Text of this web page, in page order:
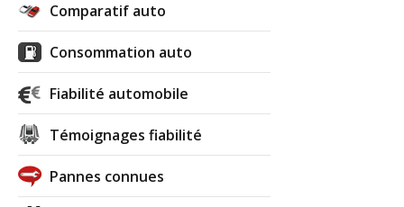
Comparatif auto
Consommation auto
Fiabilité automobile
Témoignages fiabilité
Pannes connues